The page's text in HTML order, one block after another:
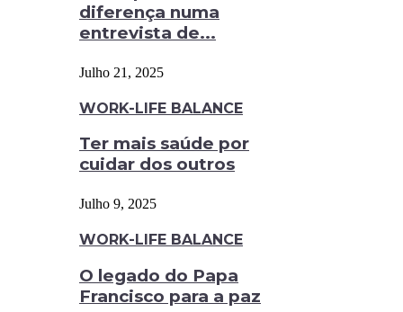
diferença numa
entrevista de...
Julho 21, 2025
WORK-LIFE BALANCE
Ter mais saúde por
cuidar dos outros
Julho 9, 2025
WORK-LIFE BALANCE
O legado do Papa
Francisco para a paz